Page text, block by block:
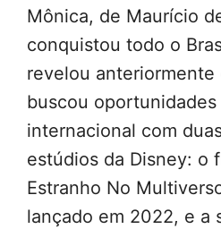
Mônica, de Maurício
conquistou todo o
revelou anteriormente
buscou
internacional com
estúdios da Disney: o
Estranho No
lançado em 2022, e a